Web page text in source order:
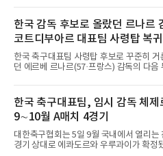
나지 못했다. 스페인행을 계획했으나
우 아시안게임 금메달에 따른 병역
된 이집트 대표팀 공격수의 입단이 초읽기
어갔다.구단은 살라흐가 현지시간 5일 낮
이스탄불에 입국해 같은 날 저녁 트라브존
착한다는 일정을 함께 공개했다. 환영 행사
과 세부 내용은 공식 채널로 알리겠다고 했
르투룰 도안 회장은 발표 직후 A스포르와
아직 이적이 마무리된 단계는 아니라고 선
예정이라고 로이터통신을 통해 밝혔다. 시
못 박지는 않았으나 현지시간
한국 감독 후보로 올랐던 르나르
코트디부아르 대표팀 사령탑 복귀
한국 축구대표팀 사령탑 후보로 꾸준히 거
던 에르베 르나르(57·프랑스) 감독의 다음
시간) 르나르 감독을 대표팀 사령탑으로
다고 발표했다. 2014~2015년에 이은 두 번
임으로, 당시 그는 팀에 2015 아프리카 네
스컵 우승을 안겼다.전임 에메르스 파에 감
2023 네이션스컵 우승과 2026 북중미 월
사상 첫 토너먼트 진출을 이끌었으나 32강
노르웨이에 1-2로 진 뒤 계약 연장에 실패
한국 축구대표팀, 임시 감독 체제
9∼10월 A매치 4경기
대한축구협회는 5일 9월 국내에서 열리는
경기 상대로 에콰도르와 우루과이가 확정